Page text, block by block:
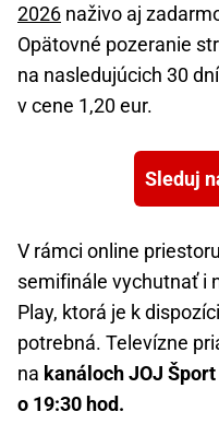
2026 naživo aj
Opätovné pozeranie
na nasledujúcich 30
v cene 1,20 eur.
Sleduj
V rámci online
semifinále vychutnať i
Play, ktorá je k
potrebná. Televízne
na kanáloch JOJ
o 19:30 hod.